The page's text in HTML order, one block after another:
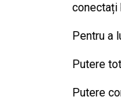
conectați
Pentru a
Putere
Putere